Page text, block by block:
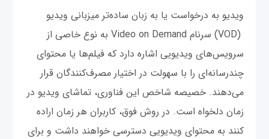
ویدیو به درخواست یا به زبان ساده‌تر میزبانی ویدیو
(VOD) سرنام Video on Demand به نوع خاصی از
سرویس‌های ویدیویی اشاره دارد که فیلم‌ها یا محتوای
چندرسانه‌ای را با سهولت در اختیار مصرف‌کنندگان قرار
می‌دهند. خصیصه شاخص این فناوری، تماشای ویدیو در
زمان دلخواه است. در روش فوق، کاربران هر زمان اراده
کنند به محتوای ویدیویی دسترسی خواهند داشت و برای